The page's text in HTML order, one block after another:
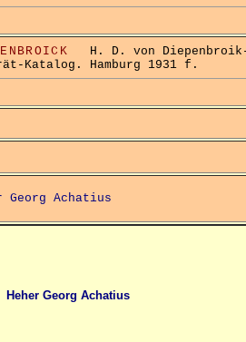
H. D. von
Katalog. Hamburg 1931 f.
Georg Achatius
Georg Achatius